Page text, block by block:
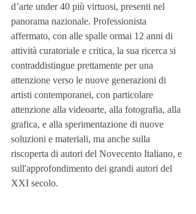
d’arte under 40 più virtuosi, presenti nel
panorama nazionale. Professionista
affermato, con alle spalle ormai 12 anni di
attività curatoriale e critica, la sua ricerca si
contraddistingue prettamente per una
attenzione verso le nuove generazioni di
artisti contemporanei, con particolare
attenzione alla videoarte, alla fotografia, alla
grafica, e alla sperimentazione di nuove
soluzioni e materiali, ma anche sulla
riscoperta di autori del Novecento Italiano, e
sull'approfondimento dei grandi autori del
XXI secolo.